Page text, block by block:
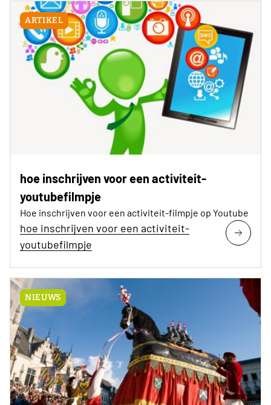
ARTIKEL
hoe inschrijven voor een activiteit-
youtubefilmpje
Hoe inschrijven voor een activiteit-filmpje op Youtube
hoe inschrijven voor een activiteit-
youtubefilmpje
NIEUWS